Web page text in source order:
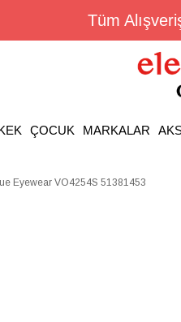
Tüm
ÇOCUK MARKALAR
Eyewear VO4254S 51381453